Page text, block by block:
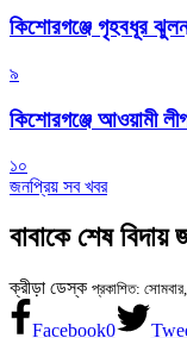
কিশোরগঞ্জে গৃহবধূর
৯
কিশোরগঞ্জে আওয়ামী
১০
জনপ্রিয় সব খবর
বাবাকে শেষ বিদায়
ক্রীড়া ডেস্ক প্রকাশিত:
Facebook0